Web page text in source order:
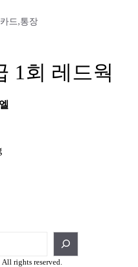
드,통장
1회 레드웍
엘
rights reserved.